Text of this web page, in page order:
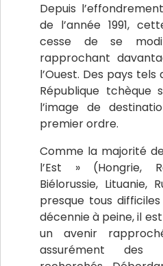
Depuis
de l’année 1991,
cesse de se
rapprochant
l’Ouest. Des pays
République
l’image de
premier ordre.
Comme la majorité
l’Est » (Hongrie,
Biélorussie, Lituanie,
presque tous
décennie à peine, il
un avenir
assurément des